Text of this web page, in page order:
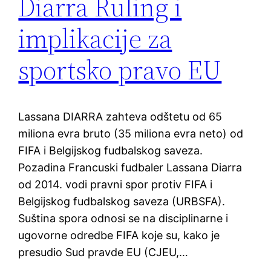
implikacije za
sportsko pravo EU
Lassana DIARRA zahteva odštetu od 65
miliona evra bruto (35 miliona evra neto) od
FIFA i Belgijskog fudbalskog saveza.
Pozadina Francuski fudbaler Lassana Diarra
od 2014. vodi pravni spor protiv FIFA i
Belgijskog fudbalskog saveza (URBSFA).
Suština spora odnosi se na disciplinarne i
ugovorne odredbe FIFA koje su, kako je
presudio Sud pravde EU (CJEU,…